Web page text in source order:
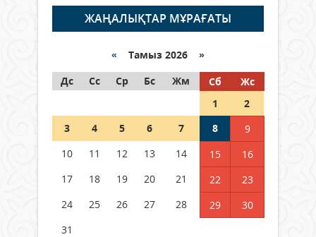
06 тамыз 2026 ж. 266
граждане Казахстана,
05 тамыз 2026 ж. 147
Шетелде жүрген Қазақстан
азаматтары қалай дауыс бере
ЖАҢАЛЫҚТАР МҰРАҒАТЫ
« Тамыз 2026 »
Дс
Сс Ср Бс Жм Сб
Жс
1
2
3
4 5 6 7 8
9
10
11 12 13 14 15
16
17
18 19 20 21 22
23
24
25 26 27 28 29
30
31